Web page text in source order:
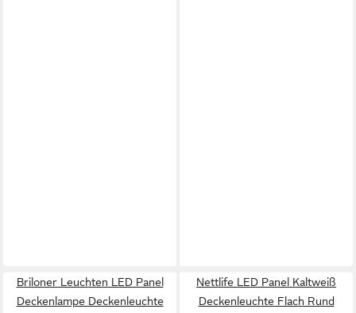
Briloner Leuchten LED Panel
Deckenlampe Deckenleuchte
Nettlife LED Panel Kaltweiß
Deckenleuchte Flach Rund